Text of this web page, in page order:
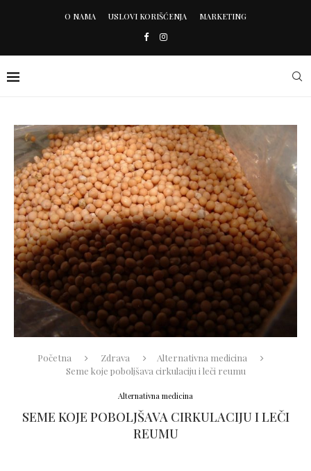
O NAMA USLOVI KORIŠĆENJA MARKETING
Početna Zdrava
Alternativna medicina
Seme koje poboljšava cirkulaciju i leči reumu
Alternativna medicina
SEME KOJE POBOLJŠAVA CIRKULACIJU I LEČI
REUMU